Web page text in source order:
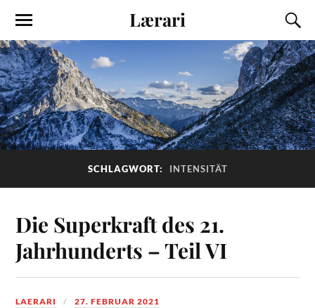
Lærari
SCHLAGWORT: INTENSITÄT
Die Superkraft des 21.
Jahrhunderts – Teil VI
LAERARI 27. FEBRUAR 2021